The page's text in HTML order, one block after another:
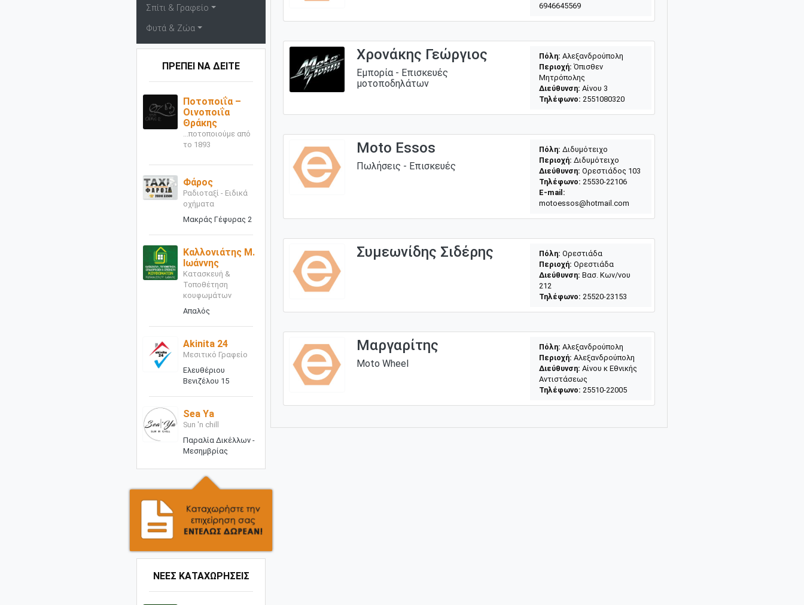
Σπίτι & Γραφείο
Φυτά & Ζώα
ΠΡΕΠΕΙ ΝΑ ΔΕΙΤΕ
Ποτοποιΐα –
Οινοποιΐα
Θράκης
...ποτοποιούμε από
το 1893
Φάρος
Ραδιοταξί - Ειδικά
οχήματα
Μακράς Γέφυρας 2
Καλλονιάτης Μ.
Ιωάννης
Κατασκευή &
Τοποθέτηση
κουφωμάτων
Απαλός
Akinita 24
Μεσιτικό Γραφείο
Ελευθέριου
Βενιζέλου 15
Sea Ya
Sun 'n chill
Παραλία Δικέλλων -
Μεσημβρίας
ΝΕΕΣ ΚΑΤΑΧΩΡΗΣΕΙΣ
6946645569
Χρονάκης Γεώργιος
Εμπορία - Επισκευές
μοτοποδηλάτων
Πόλη: Αλεξανδρούπολη
Περιοχή: Όπισθεν
Μητρόπολης
Διεύθυνση: Αίνου 3
Τηλέφωνο: 2551080320
Μoto Essos
Πωλήσεις - Επισκευές
Πόλη: Διδυμότειχο
Περιοχή: Διδυμότειχο
Διεύθυνση: Ορεστιάδος 103
Τηλέφωνο: 25530-22106
E-mail:
motoessos@hotmail.com
Συμεωνίδης Σιδέρης Πόλη: Ορεστιάδα
Περιοχή: Ορεστιάδα
Διεύθυνση: Βασ. Κων/νου
212
Τηλέφωνο: 25520-23153
Μαργαρίτης
Moto Wheel
Πόλη: Αλεξανδρούπολη
Περιοχή: Αλεξανδρούπολη
Διεύθυνση: Αίνου κ Εθνικής
Αντιστάσεως
Τηλέφωνο: 25510-22005